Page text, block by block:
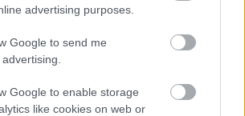
advertising purposes.
Google to send me
Google to enable storage
like cookies on web or